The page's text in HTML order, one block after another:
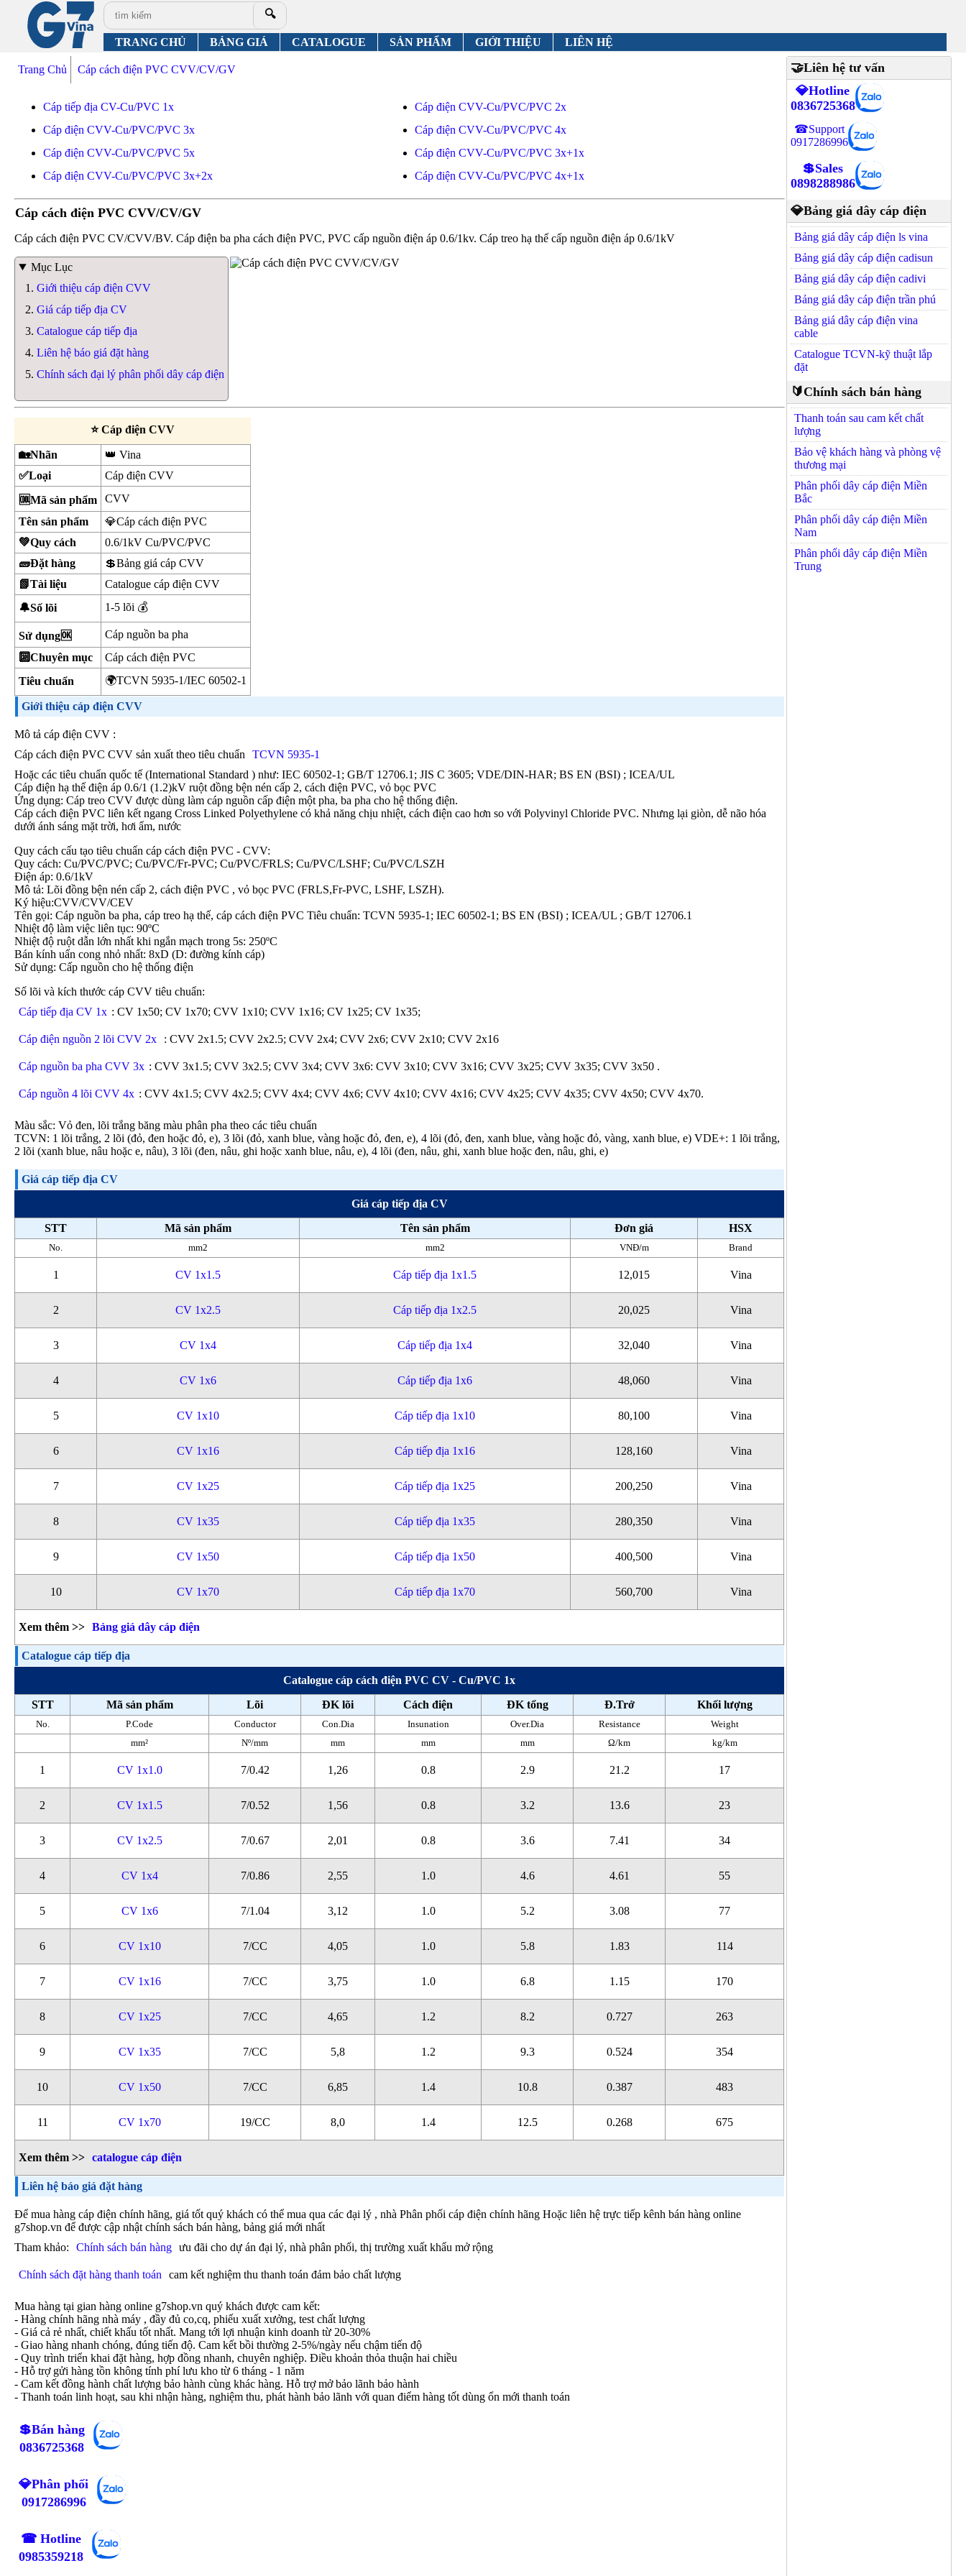
🔍
TRANG CHỦ BẢNG GIÁ CATALOGUE SẢN PHẨM GIỚI THIỆU LIÊN HỆ
Trang Chủ Cáp cách điện PVC CVV/CV/GV
Cáp tiếp địa CV-Cu/PVC 1x
Cáp điện CVV-Cu/PVC/PVC 2x
Cáp điện CVV-Cu/PVC/PVC 3x
Cáp điện CVV-Cu/PVC/PVC 4x
Cáp điện CVV-Cu/PVC/PVC 5x
Cáp điện CVV-Cu/PVC/PVC 3x+1x
Cáp điện CVV-Cu/PVC/PVC 3x+2x
Cáp điện CVV-Cu/PVC/PVC 4x+1x
Cáp cách điện PVC CVV/CV/GV
Cáp cách điện PVC CV/CVV/BV. Cáp điện ba pha cách điện PVC, PVC cấp nguồn điện áp 0.6/1kv. Cáp treo hạ thế cấp nguồn điện áp 0.6/1kV
Mục Lục
Giới thiệu cáp điện CVV
Giá cáp tiếp địa CV
Catalogue cáp tiếp địa
Liên hệ báo giá đặt hàng
Chính sách đại lý phân phối dây cáp điện
⭐ Cáp điện CVV
🏡Nhãn
👑 Vina
✅Loại
Cáp điện CVV
🆒Mã sản phẩm
CVV
Tên sản phẩm
💎Cáp cách điện PVC
💚Quy cách
0.6/1kV Cu/PVC/PVC
🧱Đặt hàng
💲Bảng giá cáp CVV
📗Tài liệu
Catalogue cáp điện CVV
🔔Số lõi
1-5 lõi 💰
Sử dụng🆗
Cáp nguồn ba pha
🔟Chuyên mục
Cáp cách điện PVC
Tiêu chuẩn
🌍TCVN 5935-1/IEC 60502-1
Giới thiệu cáp điện CVV
Mô tả cáp điện CVV :
Cáp cách điện PVC CVV sản xuất theo tiêu chuẩn
TCVN 5935-1
Hoặc các tiêu chuẩn quốc tế (International Standard ) như: IEC 60502-1; GB/T 12706.1; JIS C 3605; VDE/DIN-HAR; BS EN (BSI) ; ICEA/UL
Cáp điện hạ thế điện áp 0.6/1 (1.2)kV ruột đồng bện nén cấp 2, cách điện PVC, vỏ bọc PVC
Ứng dụng: Cáp treo CVV được dùng làm cáp nguồn cấp điện một pha, ba pha cho hệ thống điện.
Cáp cách điện PVC liên kết ngang Cross Linked Polyethylene có khả năng chịu nhiệt, cách điện cao hơn so với Polyvinyl Chloride PVC. Nhưng lại giòn, dễ não hóa
dưới ánh sáng mặt trời, hơi ẩm, nước
Quy cách cấu tạo tiêu chuẩn cáp cách điện PVC - CVV:
Quy cách: Cu/PVC/PVC; Cu/PVC/Fr-PVC; Cu/PVC/FRLS; Cu/PVC/LSHF; Cu/PVC/LSZH
Điện áp: 0.6/1kV
Mô tả: Lõi đồng bện nén cấp 2, cách điện PVC , vỏ bọc PVC (FRLS,Fr-PVC, LSHF, LSZH).
Ký hiệu:CVV/CVV/CEV
Tên gọi: Cáp nguồn ba pha, cáp treo hạ thế, cáp cách điện PVC Tiêu chuẩn: TCVN 5935-1; IEC 60502-1; BS EN (BSI) ; ICEA/UL ; GB/T 12706.1
Nhiệt độ làm việc liên tục: 90ºC
Nhiệt độ ruột dẫn lớn nhất khi ngắn mạch trong 5s: 250ºC
Bán kính uấn cong nhỏ nhất: 8xD (D: đường kính cáp)
Sử dụng: Cấp nguồn cho hệ thống điện
Số lõi và kích thước cáp CVV tiêu chuẩn:
Cáp tiếp địa CV 1x : CV 1x50; CV 1x70; CVV 1x10; CVV 1x16; CV 1x25; CV 1x35;
Cáp điện nguồn 2 lõi CVV 2x : CVV 2x1.5; CVV 2x2.5; CVV 2x4; CVV 2x6; CVV 2x10; CVV 2x16
Cáp nguồn ba pha CVV 3x : CVV 3x1.5; CVV 3x2.5; CVV 3x4; CVV 3x6: CVV 3x10; CVV 3x16; CVV 3x25; CVV 3x35; CVV 3x50 .
Cáp nguồn 4 lõi CVV 4x : CVV 4x1.5; CVV 4x2.5; CVV 4x4; CVV 4x6; CVV 4x10; CVV 4x16; CVV 4x25; CVV 4x35; CVV 4x50; CVV 4x70.
Màu sắc: Vỏ đen, lõi trắng băng màu phân pha theo các tiêu chuẩn
TCVN: 1 lõi trắng, 2 lõi (đỏ, đen hoặc đỏ, e), 3 lõi (đỏ, xanh blue, vàng hoặc đỏ, đen, e), 4 lõi (đỏ, đen, xanh blue, vàng hoặc đỏ, vàng, xanh blue, e) VDE+: 1 lõi trắng,
2 lõi (xanh blue, nâu hoặc e, nâu), 3 lõi (đen, nâu, ghi hoặc xanh blue, nâu, e), 4 lõi (đen, nâu, ghi, xanh blue hoặc đen, nâu, ghi, e)
Giá cáp tiếp địa CV
Giá cáp tiếp địa CV
STT
Mã sản phẩm Tên sản phẩm Đơn giá HSX
No. mm2 mm2 VNĐ/m Brand
1 CV 1x1.5 Cáp tiếp địa 1x1.5 12,015 Vina
2 CV 1x2.5 Cáp tiếp địa 1x2.5 20,025 Vina
3 CV 1x4 Cáp tiếp địa 1x4 32,040 Vina
4 CV 1x6 Cáp tiếp địa 1x6 48,060 Vina
5 CV 1x10 Cáp tiếp địa 1x10 80,100 Vina
6 CV 1x16 Cáp tiếp địa 1x16 128,160 Vina
7 CV 1x25 Cáp tiếp địa 1x25 200,250 Vina
8 CV 1x35 Cáp tiếp địa 1x35 280,350 Vina
9 CV 1x50 Cáp tiếp địa 1x50 400,500 Vina
10 CV 1x70 Cáp tiếp địa 1x70 560,700 Vina
Xem thêm >> Bảng giá dây cáp điện
Catalogue cáp tiếp địa
Catalogue cáp cách điện PVC CV - Cu/PVC 1x
STT
Mã sản phẩm Lõi ĐK lõi Cách điện ĐK tổng Đ.Trở Khối lượng
No. P.Code Conductor Con.Dia Insunation Over.Dia Resistance
Weight
mm²
Nº/mm mm mm mm Ω/km kg/km
1 CV 1x1.0 7/0.42 1,26 0.8 2.9 21.2 17
2 CV 1x1.5 7/0.52 1,56 0.8 3.2 13.6 23
3 CV 1x2.5 7/0.67 2,01 0.8 3.6 7.41 34
4 CV 1x4 7/0.86 2,55 1.0 4.6 4.61 55
5 CV 1x6 7/1.04 3,12 1.0 5.2 3.08 77
6 CV 1x10 7/CC 4,05 1.0 5.8 1.83 114
7 CV 1x16 7/CC 3,75 1.0 6.8 1.15 170
8 CV 1x25 7/CC 4,65 1.2 8.2 0.727 263
9 CV 1x35 7/CC 5,8 1.2 9.3 0.524 354
10 CV 1x50 7/CC 6,85 1.4 10.8 0.387 483
11 CV 1x70 19/CC 8,0 1.4 12.5 0.268 675
Xem thêm >> catalogue cáp điện
Liên hệ báo giá đặt hàng
Để mua hàng cáp điện chính hãng, giá tốt quý khách có thể mua qua các đại lý , nhà Phân phối cáp điện chính hãng Hoặc liên hệ trực tiếp kênh bán hàng online
g7shop.vn để được cập nhật chính sách bán hàng, bảng giá mới nhất
Tham khảo:
Chính sách bán hàng ưu đãi cho dự án đại lý, nhà phân phối, thị trường xuất khẩu mở rộng
Chính sách đặt hàng thanh toán cam kết nghiệm thu thanh toán đảm bảo chất lượng
Mua hàng tại gian hàng online g7shop.vn quý khách được cam kết:
- Hàng chính hãng nhà máy , đầy đủ co,cq, phiếu xuất xưởng, test chất lượng
- Giá cả rẻ nhất, chiết khấu tốt nhất. Mang tới lợi nhuận kinh doanh từ 20-30%
- Giao hàng nhanh chóng, đúng tiến độ. Cam kết bồi thường 2-5%/ngày nếu chậm tiến độ
- Quy trình triển khai đặt hàng, hợp đồng nhanh, chuyên nghiệp. Điều khoản thỏa thuận hai chiều
- Hỗ trợ gửi hàng tồn không tính phí lưu kho từ 6 tháng - 1 năm
- Cam kết đồng hành chất lượng bảo hành cùng khác hàng. Hỗ trợ mở bảo lãnh bảo hành
- Thanh toán linh hoạt, sau khi nhận hàng, nghiệm thu, phát hành bảo lãnh với quan điểm hàng tốt dùng ổn mới thanh toán
💲Bán hàng
0836725368
💎Phân phối
0917286996
☎ Hotline
0985359218
🤝Liên hệ tư vấn
💎Hotline
0836725368
☎Support
0917286996
💲Sales
0898288986
💎Bảng giá dây cáp điện
Bảng giá dây cáp điện ls vina
Bảng giá dây cáp điện cadisun
Bảng giá dây cáp điện cadivi
Bảng giá dây cáp điện trần phú
Bảng giá dây cáp điện vina
cable
Catalogue TCVN-kỹ thuật lắp
đặt
🔰Chính sách bán hàng
Thanh toán sau cam kết chất
lượng
Bảo vệ khách hàng và phòng vệ
thương mại
Phân phối dây cáp điện Miền
Bắc
Phân phối dây cáp điện Miền
Nam
Phân phối dây cáp điện Miền
Trung